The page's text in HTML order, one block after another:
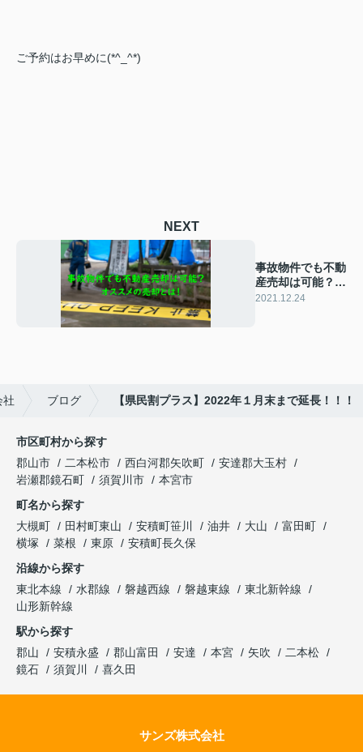
ご予約はお早めに(*^_^*)
NEXT
事故物件でも不動
産売却は可能？オ
ススメの売却と
2021.12.24
社 ブログ 【県民割プラス】2022年１月末まで延長！！！
市区町村から探す
郡山市
二本松市 西白河郡矢吹町
安達郡大玉村
岩瀬郡鏡石町
須賀川市
本宮市
町名から探す
大槻町
田村町東山 安積町笹川 油井 大山
富田町
横塚
菜根 東原
安積町長久保
沿線から探す
東北本線
水郡線 磐越西線 磐越東線
東北新幹線
山形新幹線
駅から探す
郡山
安積永盛 郡山富田 安達 本宮 矢吹
二本松
鏡石
須賀川 喜久田
サンズ株式会社